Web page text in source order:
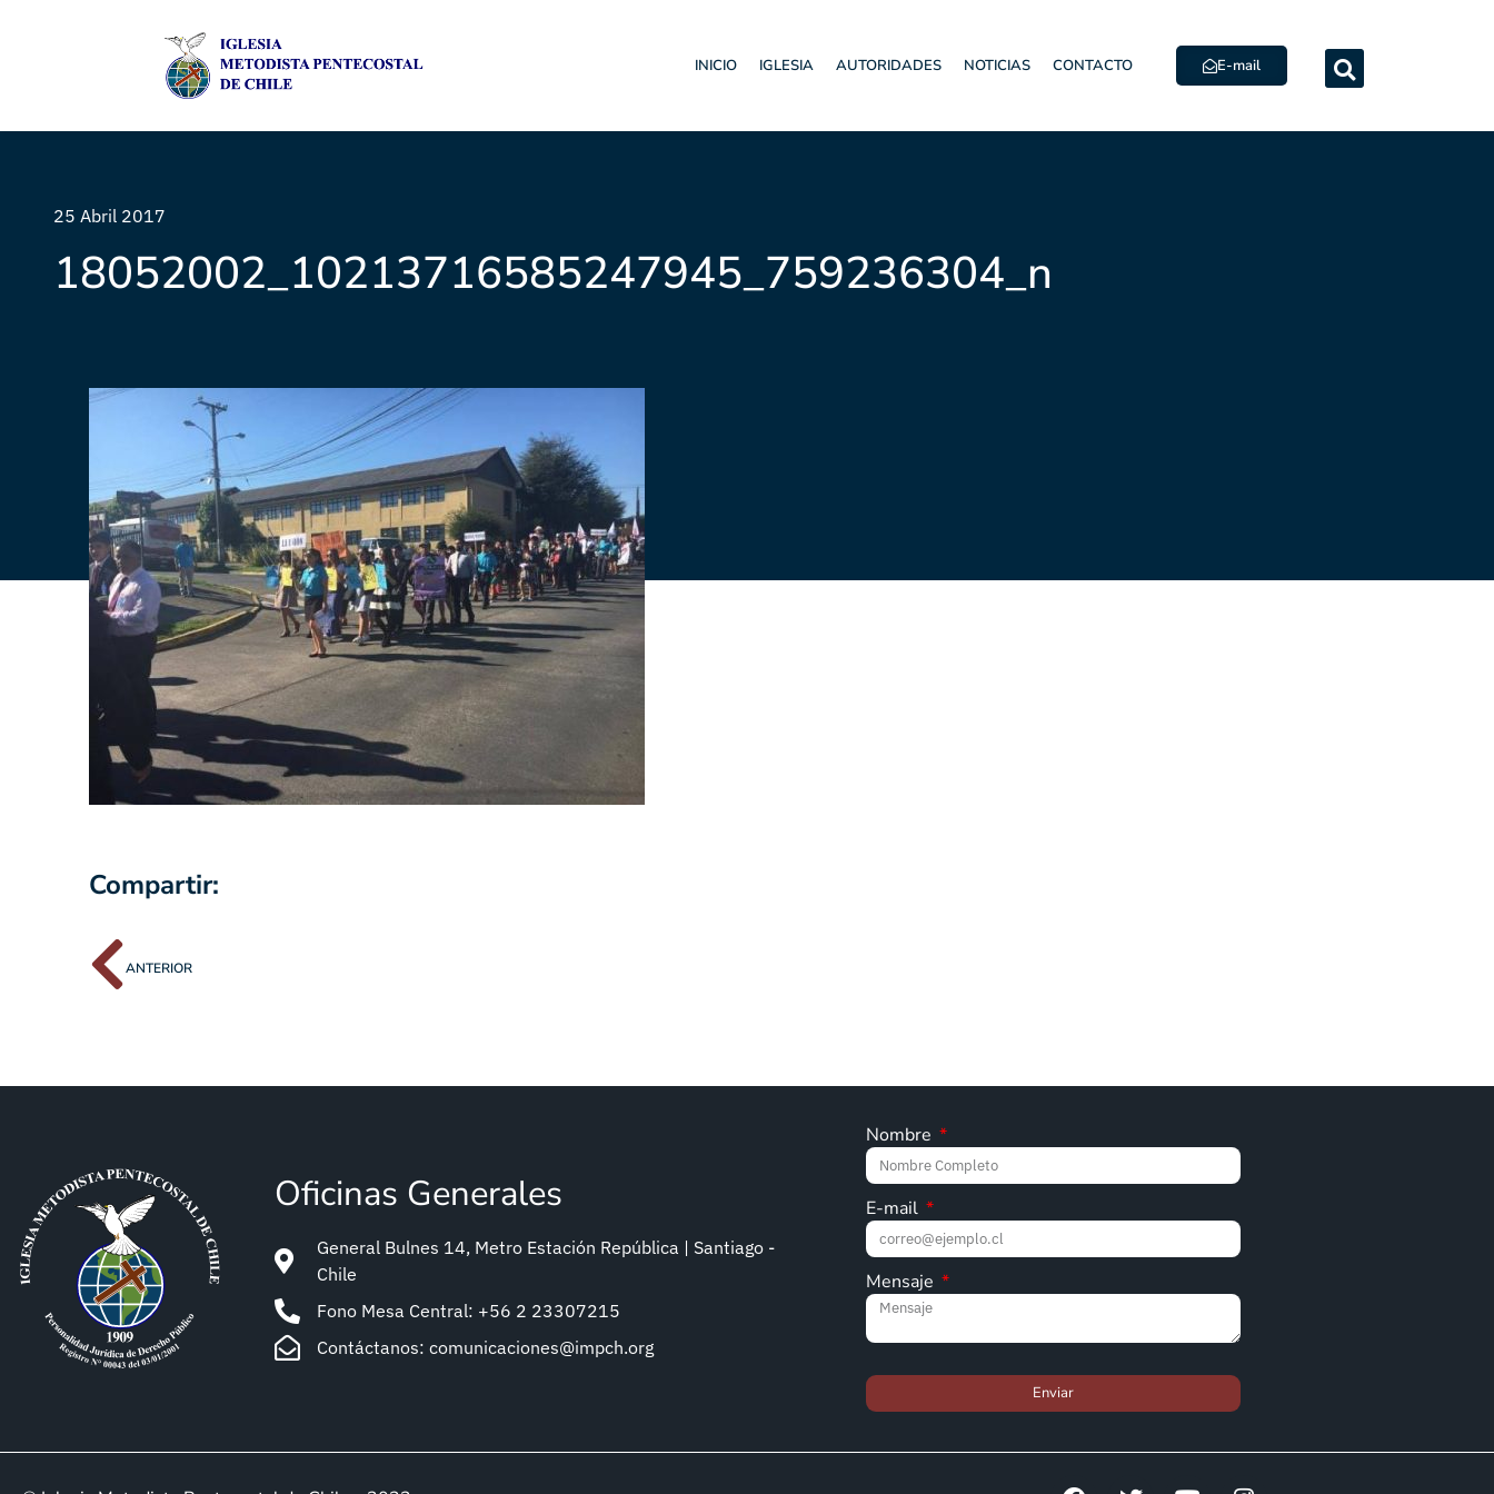
INICIO IGLESIA AUTORIDADES NOTICIAS CONTACTO E-mail
25 Abril 2017
18052002_10213716585247945_759236304_n
Compartir:
ANTERIOR
Oficinas Generales
General Bulnes 14, Metro Estación República | Santiago -
Chile
Fono Mesa Central: +56 2 23307215
Contáctanos: comunicaciones@impch.org
Nombre
E-mail
Mensaje
Enviar